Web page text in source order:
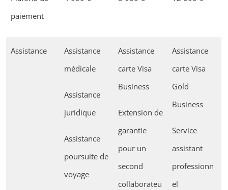
paiement
Assistance
Assistance
médicale
Assistance
juridique
Assistance
poursuite de
voyage
Assistance
carte Visa
Business
Extension de
garantie
pour un
second
collaborateu
Assistance
carte Visa
Gold
Business
Service
assistant
professionn
el